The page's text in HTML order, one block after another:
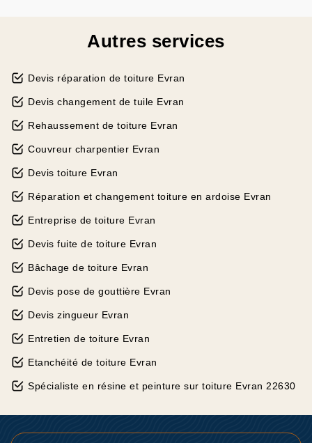
Autres services
Devis réparation de toiture Evran
Devis changement de tuile Evran
Rehaussement de toiture Evran
Couvreur charpentier Evran
Devis toiture Evran
Réparation et changement toiture en ardoise Evran
Entreprise de toiture Evran
Devis fuite de toiture Evran
Bâchage de toiture Evran
Devis pose de gouttière Evran
Devis zingueur Evran
Entretien de toiture Evran
Etanchéité de toiture Evran
Spécialiste en résine et peinture sur toiture Evran 22630